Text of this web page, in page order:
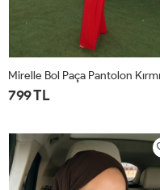
Mirelle Bol Paça Pantolon
799 TL